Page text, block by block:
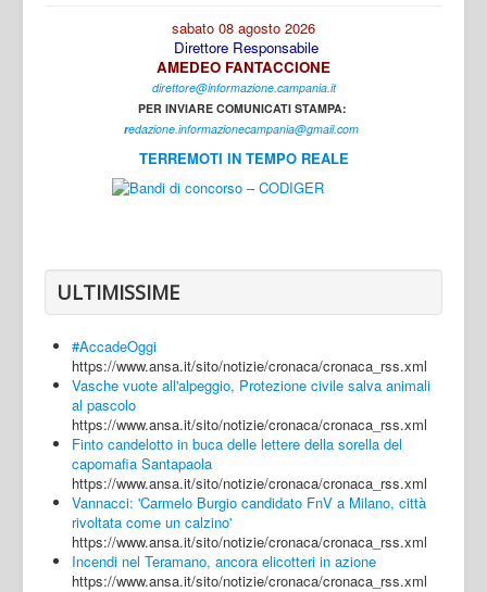
Caserta
Napoli
Salerno
Login
sabato 08 agosto 2026
Direttore Responsabile
AMEDEO FANTACCIONE
direttore@informazione.campania.it
PER INVIARE COMUNICATI STAMPA:
redazione.informazionecampania@gmail.com
TERREMOTI IN TEMPO REALE
ULTIMISSIME
#AccadeOggi
https://www.ansa.it/sito/notizie/cronaca/cronaca_rss.xml
Vasche vuote all'alpeggio, Protezione civile salva animali
al pascolo
https://www.ansa.it/sito/notizie/cronaca/cronaca_rss.xml
Finto candelotto in buca delle lettere della sorella del
capomafia Santapaola
https://www.ansa.it/sito/notizie/cronaca/cronaca_rss.xml
Vannacci: 'Carmelo Burgio candidato FnV a Milano, città
rivoltata come un calzino'
https://www.ansa.it/sito/notizie/cronaca/cronaca_rss.xml
Incendi nel Teramano, ancora elicotteri in azione
https://www.ansa.it/sito/notizie/cronaca/cronaca_rss.xml